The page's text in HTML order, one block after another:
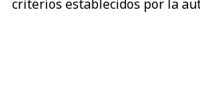
criterios establecidos por la